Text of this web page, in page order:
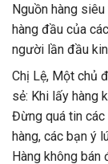
Nguồn hàng
hàng đầu của
người lần đầu
Chị Lệ, Một chủ
sẻ: Khi lấy hàng
Đừng quá tin các
hàng, các bạn ý
Hàng không